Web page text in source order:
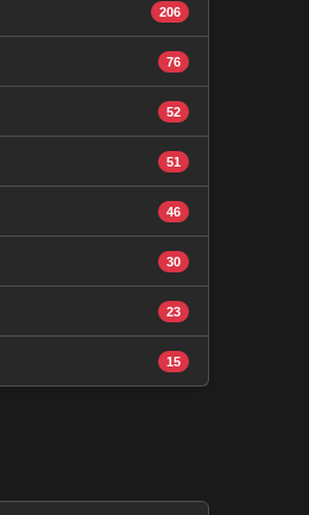
206
76
52
51
46
30
23
15